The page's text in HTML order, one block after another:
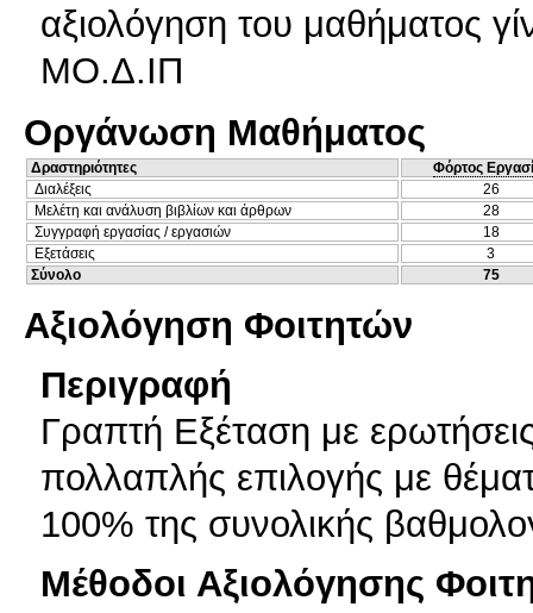
αξιολόγηση του μαθήματος
ΜΟ.Δ.ΙΠ
Οργάνωση Μαθήματος
Δραστηριότητες
Φόρτος
Διαλέξεις
26
Μελέτη και ανάλυση βιβλίων και άρθρων
28
Συγγραφή εργασίας / εργασιών
18
Εξετάσεις
3
Σύνολο
75
Αξιολόγηση Φοιτητών
Περιγραφή
Γραπτή Εξέταση με
πολλαπλής επιλογής με
100% της συνολικής
Μέθοδοι Αξιολόγησης